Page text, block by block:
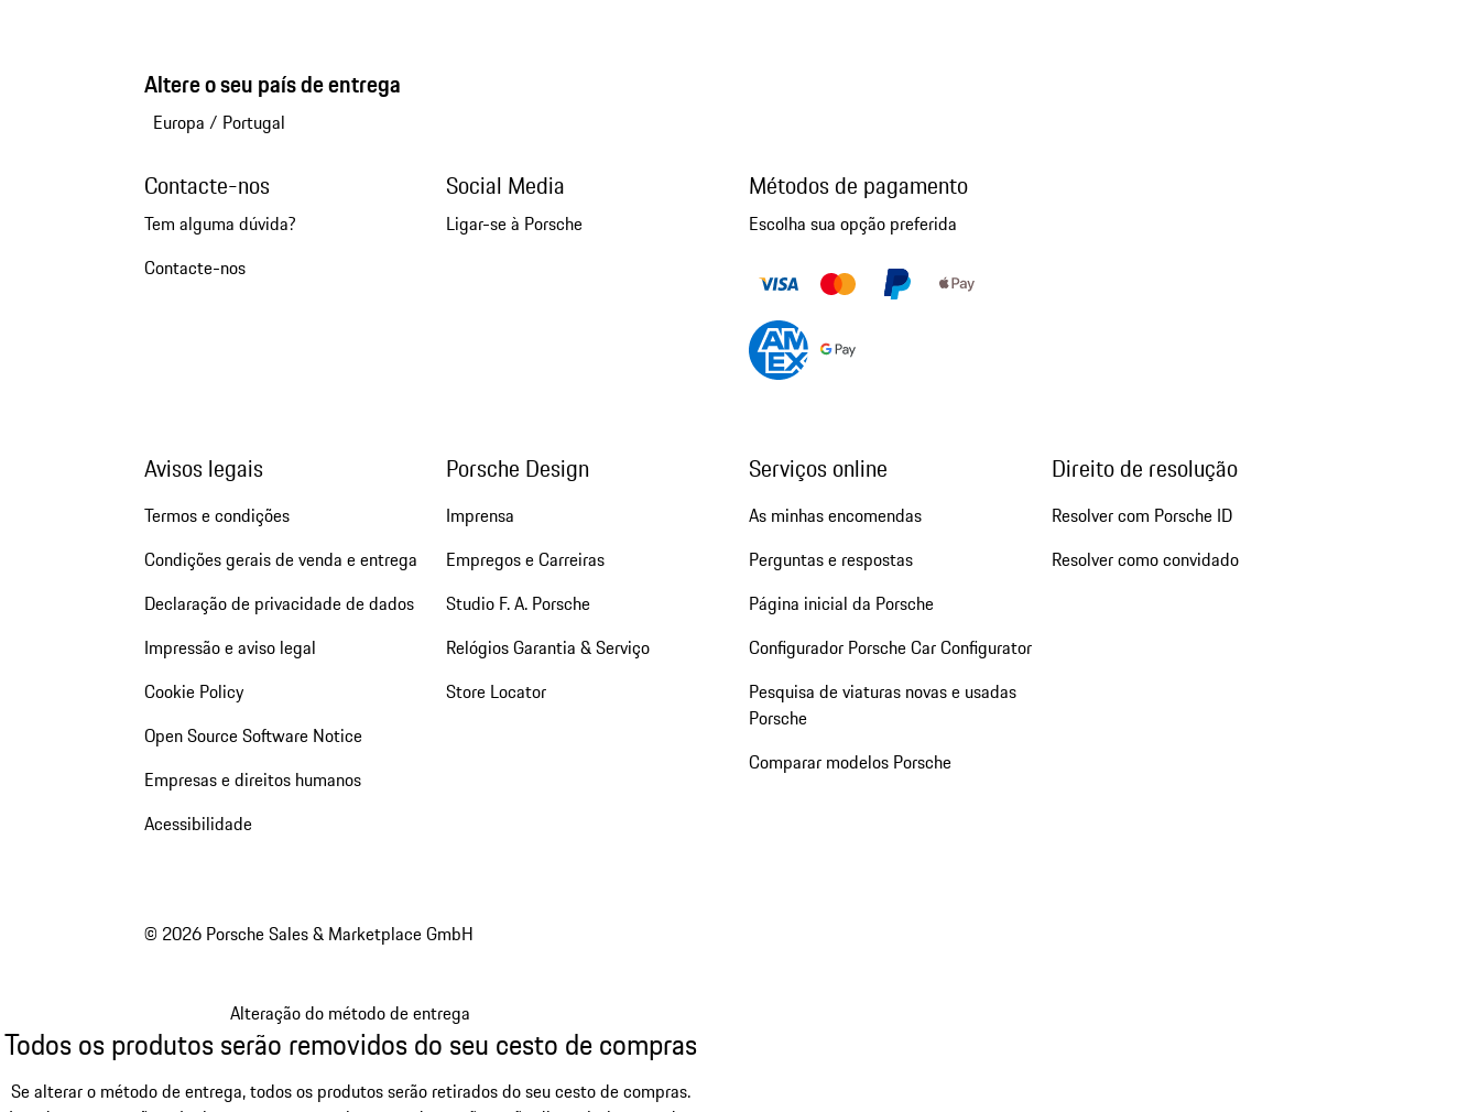
Altere o seu país de entrega
Europa / Portugal
Contacte-nos
Tem alguma dúvida?
Contacte-nos
Social Media
Ligar-se à Porsche
Métodos de pagamento
Escolha sua opção preferida
Avisos legais
Termos e condições
Condições gerais de venda e entrega
Declaração de privacidade de dados
Impressão e aviso legal
Cookie Policy
Open Source Software Notice
Empresas e direitos humanos
Acessibilidade
Porsche Design
Imprensa
Empregos e Carreiras
Studio F. A. Porsche
Relógios Garantia & Serviço
Store Locator
Serviços online
As minhas encomendas
Perguntas e respostas
Página inicial da Porsche
Configurador Porsche Car Configurator
Pesquisa de viaturas novas e usadas
Porsche
Comparar modelos Porsche
Direito de resolução
Resolver com Porsche ID
Resolver como convidado
© 2026 Porsche Sales & Marketplace GmbH
Alteração do método de entrega
Todos os produtos serão removidos do seu cesto de compras
Se alterar o método de entrega, todos os produtos serão retirados do seu cesto de compras.